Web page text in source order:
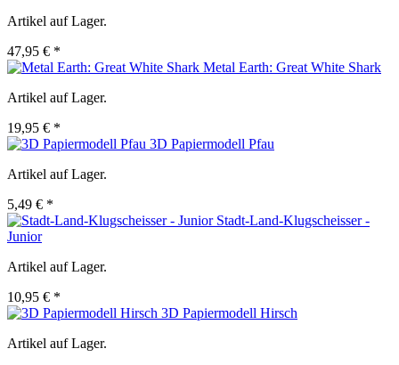
Artikel auf Lager.
47,95 € *
Metal Earth: Great White Shark
Artikel auf Lager.
19,95 € *
3D Papiermodell Pfau
Artikel auf Lager.
5,49 € *
Stadt-Land-Klugscheisser -
Junior
Artikel auf Lager.
10,95 € *
3D Papiermodell Hirsch
Artikel auf Lager.